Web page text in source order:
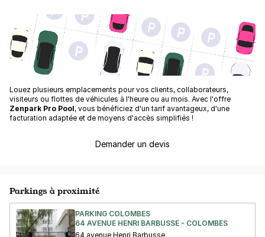
Louez plusieurs emplacements pour vos clients, collaborateurs,
visiteurs ou flottes de véhicules à l'heure ou au mois. Avec l'offre
Zenpark Pro Pool, vous bénéficiez d'un tarif avantageux, d'une
facturation adaptée et de moyens d'accès simplifiés !
Demander un devis
Parkings à proximité
PARKING COLOMBES
64 AVENUE HENRI BARBUSSE - COLOMBES
64 avenue Henri Barbusse